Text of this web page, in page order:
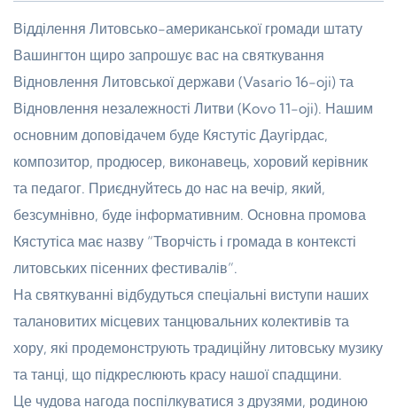
Відділення Литовсько-американської громади штату
Вашингтон щиро запрошує вас на святкування
Відновлення Литовської держави (Vasario 16-oji) та
Відновлення незалежності Литви (Kovo 11-oji). Нашим
основним доповідачем буде Кястутіс Даугірдас,
композитор, продюсер, виконавець, хоровий керівник
та педагог. Приєднуйтесь до нас на вечір, який,
безсумнівно, буде інформативним. Основна промова
Кястутіса має назву “Творчість і громада в контексті
литовських пісенних фестивалів”.
На святкуванні відбудуться спеціальні виступи наших
талановитих місцевих танцювальних колективів та
хору, які продемонструють традиційну литовську музику
та танці, що підкреслюють красу нашої спадщини.
Це чудова нагода поспілкуватися з друзями, родиною